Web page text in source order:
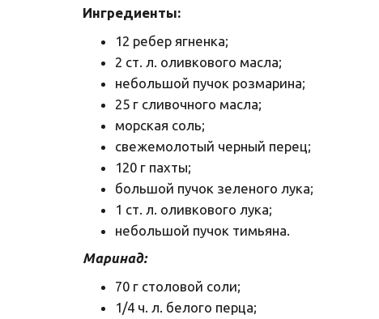
Ингредиенты:
12 ребер ягненка;
2 ст. л. оливкового масла;
небольшой пучок розмарина;
25 г сливочного масла;
морская соль;
свежемолотый черный перец;
120 г пахты;
большой пучок зеленого лука;
1 ст. л. оливкового лука;
небольшой пучок тимьяна.
Маринад:
70 г столовой соли;
1/4 ч. л. белого перца;